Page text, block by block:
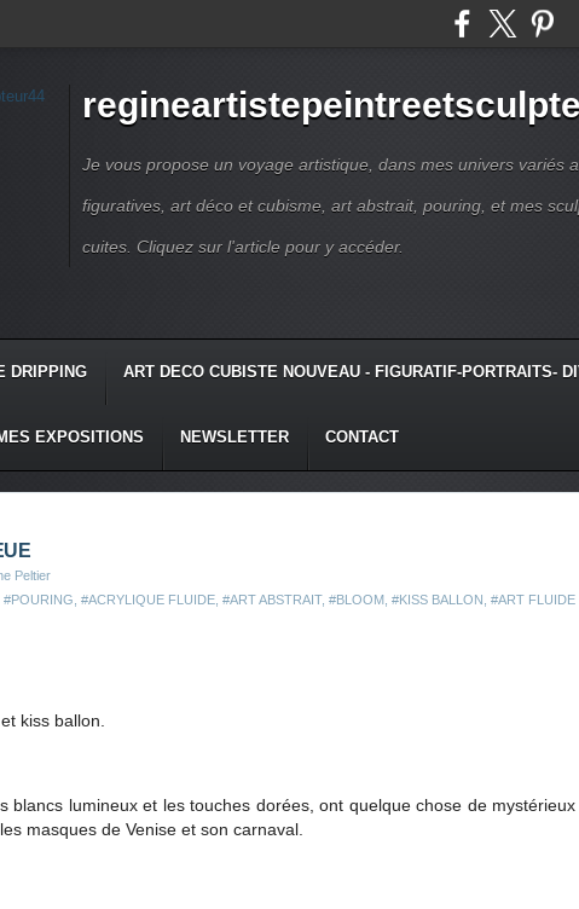
Je vous propose un voyage artistique, dans mes univers variés
figuratives, art déco et cubisme, art abstrait, pouring, et mes
cuites. Cliquez sur l'article pour y accéder.
DRIPPING ART DECO CUBISTE NOUVEAU - FIGURATIF-PORTRAITS-
EXPOSITIONS NEWSLETTER CONTACT
Peltier
#POURING #ACRYLIQUE FLUIDE #ART ABSTRAIT, #BLOOM #KISS BALLON #ART FLUIDE
kiss ballon.
blancs lumineux et les touches dorées, ont quelque chose de mystérieux
masques de Venise et son carnaval.